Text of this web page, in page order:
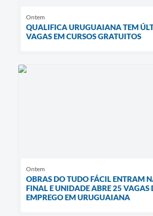
Ontem
QUALIFICA URUGUAIANA TEM
VAGAS EM CURSOS GRATUITOS
Ontem
OBRAS DO TUDO FÁCIL ENTRAM
FINAL E UNIDADE ABRE 25 VAGAS
EMPREGO EM URUGUAIANA